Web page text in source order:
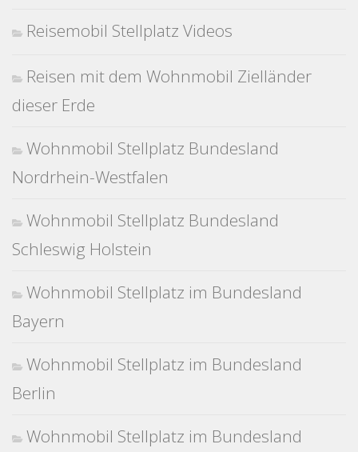
Reisemobil Stellplatz Videos
Reisen mit dem Wohnmobil Zielländer
dieser Erde
Wohnmobil Stellplatz Bundesland
Nordrhein-Westfalen
Wohnmobil Stellplatz Bundesland
Schleswig Holstein
Wohnmobil Stellplatz im Bundesland
Bayern
Wohnmobil Stellplatz im Bundesland
Berlin
Wohnmobil Stellplatz im Bundesland